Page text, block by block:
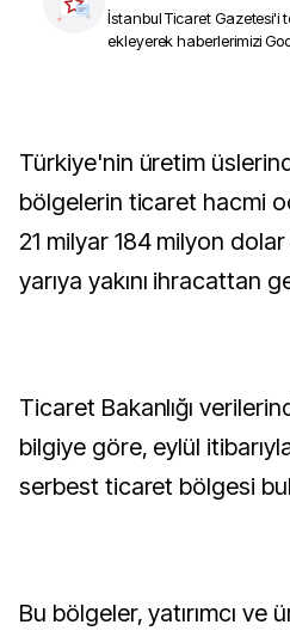
İstanbul Ticaret Gazetesi'i
ekleyerek haberlerimizi
Türkiye'nin üretim üslerinden serbest
bölgelerin ticaret hacmi
21 milyar 184 milyon
yarıya yakını ihracattan
Ticaret Bakanlığı
bilgiye göre, eylül
serbest ticaret bölgesi
Bu bölgeler, yatırımcı ve